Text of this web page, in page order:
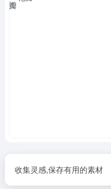
收集灵感,保存有用的素材